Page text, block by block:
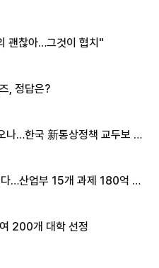
괜찮아…그것이 협치"
, 정답은?
나…한국 新통상정책 교두보 활
…산업부 15개 과제 180억 지
200개 대학 선정